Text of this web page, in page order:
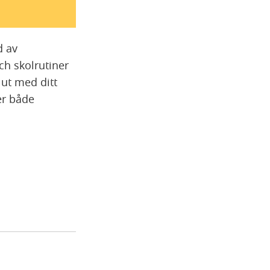
av
skolrutiner
med ditt
både